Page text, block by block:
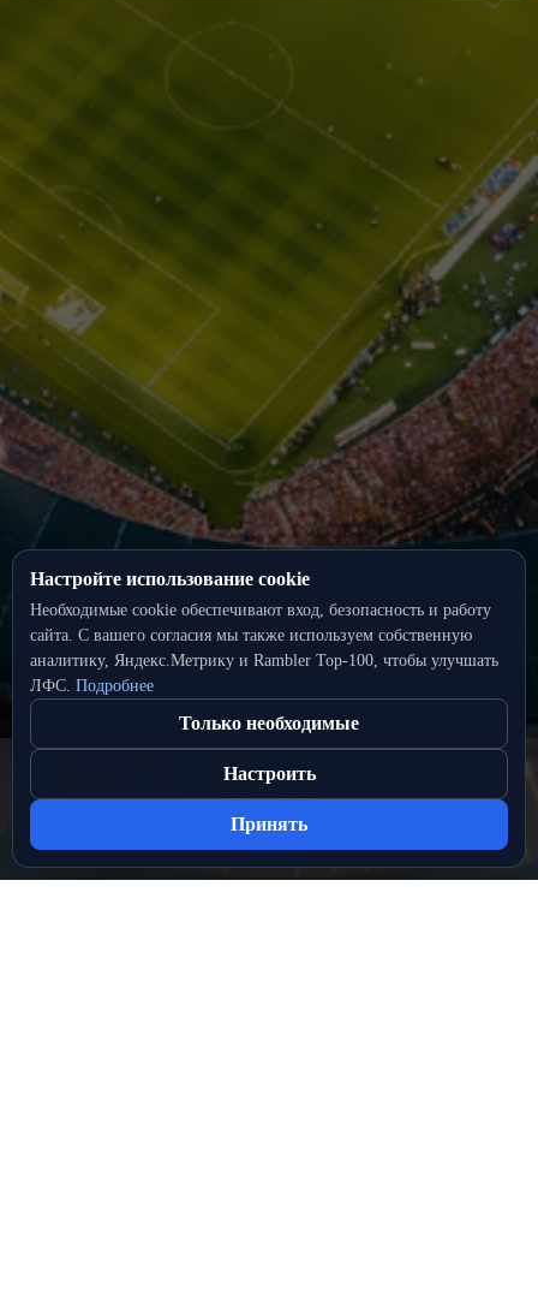
Настройте использование cookie
Необходимые cookie обеспечивают вход, безопасность и работу
сайта. С вашего согласия мы также используем собственную
аналитику, Яндекс.Метрику и Rambler Top‑100, чтобы улучшать
ЛФС. Подробнее
Только необходимые
Настроить
Принять